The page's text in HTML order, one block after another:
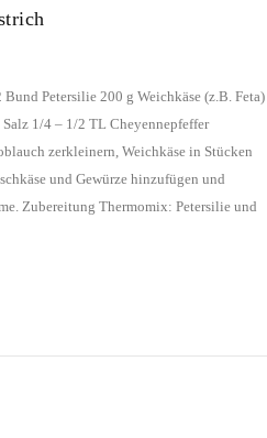
Petersilie 200 g Weichkäse (z.B. Feta)
1/4 – 1/2 TL Cheyennepfeffer
zerkleinern, Weichkäse in Stücken
und Gewürze hinzufügen und
Zubereitung Thermomix: Petersilie und